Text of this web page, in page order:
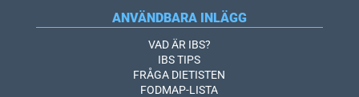
ANVÄNDBARA INLÄGG
VAD ÄR IBS?
IBS TIPS
FRÅGA DIETISTEN
FODMAP-LISTA